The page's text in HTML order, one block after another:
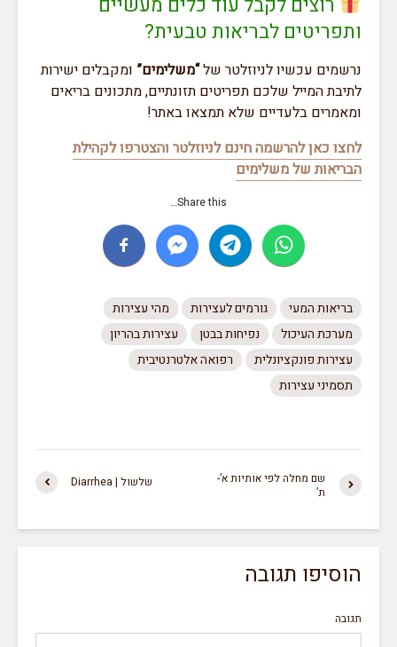
ותפריטים לבריאות טבעית?
נרשמים עכשיו לניוזלטר של“משלימים” ומקבלים ישירות
לתיבת המייל שלכם תפריטים תזונתיים, מתכונים בריאים
ומאמרים בלעדיים שלא תמצאו באתר!
לחצו כאן להרשמה חינם לניוזלטר והצטרפו לקהילת
הבריאות של משלימים
Share this…
בריאות המעי גורמים לעצירות
מהי עצירות
מערכת העיכול
נפיחות בבטן
עצירות בהריון
עצירות פונקציונלית
רפואה אלטרנטיבית
תסמיני עצירות
שלשול | Diarrhea
שם מחלה לפי אותיות א’-
ת’
הוסיפו תגובה
תגובה